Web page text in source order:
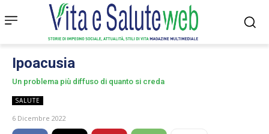
Ipoacusia
Un problema più diffuso di quanto si creda
SALUTE
6 Dicembre 2022